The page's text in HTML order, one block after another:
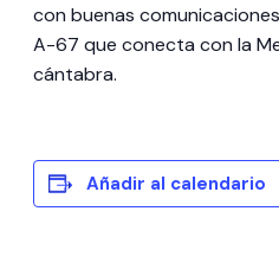
con buenas
A-67 que conecta con la
cántabra.
Añadir al calendario